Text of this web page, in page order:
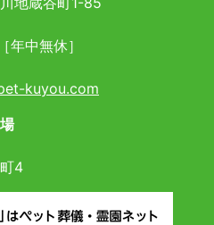
中無休］
kuyou.com
4